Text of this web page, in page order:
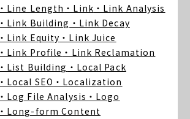
・Line Length ・Link ・Link Analysis
・Link Building ・Link Decay
・Link Equity ・Link Juice
・Link Profile ・Link Reclamation
・List Building ・Local Pack
・Local SEO ・Localization
・Log File Analysis ・Logo
・Long-form Content